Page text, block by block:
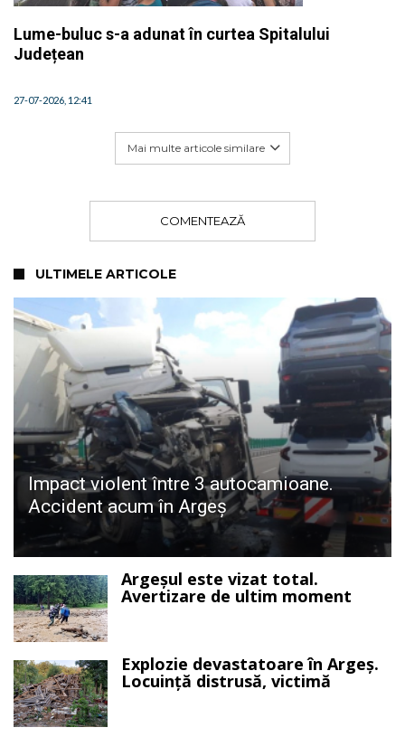
Lume-buluc s-a adunat în curtea Spitalului
Județean
27-07-2026, 12:41
Mai multe articole similare
COMENTEAZĂ
ULTIMELE ARTICOLE
Impact violent între 3 autocamioane.
Accident acum în Argeș
Argeșul este vizat total.
Avertizare de ultim moment
Explozie devastatoare în Argeș.
Locuință distrusă, victimă